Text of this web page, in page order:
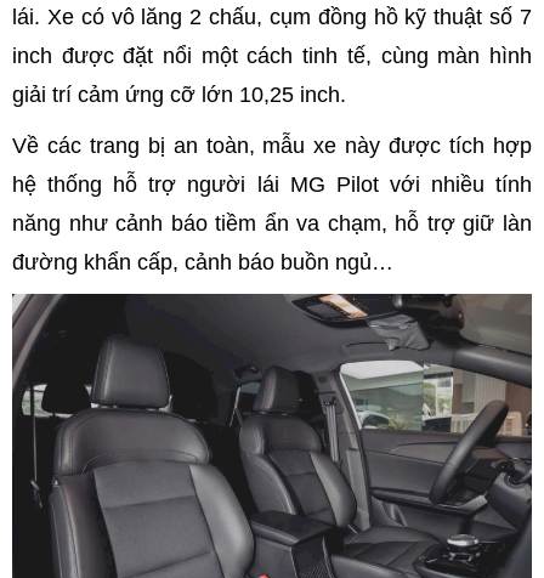
lái. Xe có vô lăng 2 chấu, cụm đồng hồ kỹ thuật số 7
inch được đặt nổi một cách tinh tế, cùng màn hình
giải trí cảm ứng cỡ lớn 10,25 inch.
Về các trang bị an toàn, mẫu xe này được tích hợp
hệ thống hỗ trợ người lái MG Pilot với nhiều tính
năng như cảnh báo tiềm ẩn va chạm, hỗ trợ giữ làn
đường khẩn cấp, cảnh báo buồn ngủ…